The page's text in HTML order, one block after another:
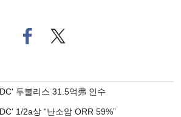
페
이
로
기
사
트위
터로
투불리스 31.5억弗 인수
1/2a상 “난소암 ORR 59%”